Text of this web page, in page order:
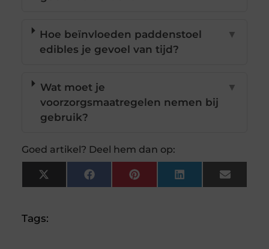
Hoe beïnvloeden paddenstoel
edibles je gevoel van tijd?
▼
Wat moet je
voorzorgsmaatregelen nemen bij
gebruik?
▼
Goed artikel? Deel hem dan op:
X
(Twitter)
FacebookPinterestLinkedInEmail
Tags: